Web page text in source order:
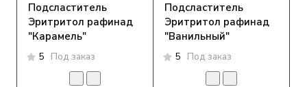
Подсластитель
Эритритол рафинад
"Карамель"
5 Под заказ
Подсластитель
Эритритол рафинад
"Ванильный"
5 Под заказ